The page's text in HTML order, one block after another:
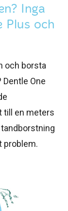
Inga
Plus och
och borsta
One
till en meters
problem.